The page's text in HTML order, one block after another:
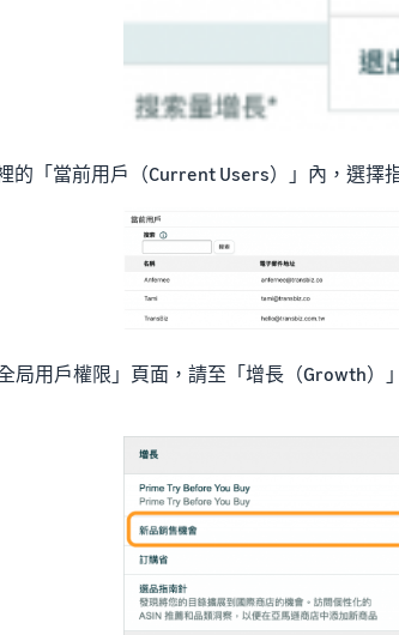
的「當前用戶（Current Users）」內，選擇
局用戶權限」頁面，請至「增長（Growth